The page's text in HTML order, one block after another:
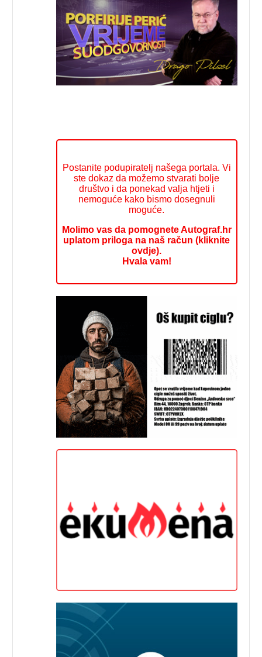
Postanite podupiratelj našega portala. Vi
ste dokaz da možemo stvarati bolje
društvo i da ponekad valja htjeti i
nemoguće kako bismo dosegnuli
moguće.
Molimo vas da pomognete Autograf.hr
uplatom priloga na naš račun (kliknite
ovdje).
Hvala vam!